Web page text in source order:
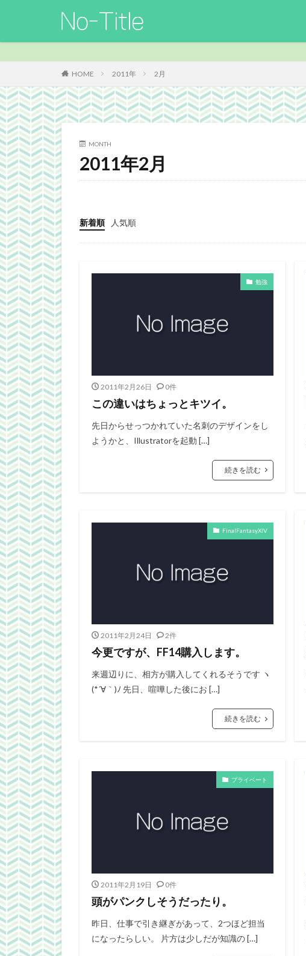
HOME 2011年 2月
MONTH
2011年2月
新着順 人気順
勉強
2011年2月26日 0件
この違いはちょっとキツイ。
先日からせっつかれていた名刺のデザインをし
ようかと、Illustratorを起動 […]
続きを読む
FinalFantasyXIV
2011年2月24日 2件
今更ですが、FF14購入します。
来週辺りに、相方が購入してくれるそうです ヽ
(*´∀｀)ﾉ 先日、喧嘩した後にお […]
続きを読む
プライベート
2011年2月19日 0件
頭がパンクしそうだったり。
昨日、仕事で引き継ぎがあって、2つほど担当
になったらしい。 片方は少しだが知識の […]
カテゴリー
タグ
ArcheAge Benchmark